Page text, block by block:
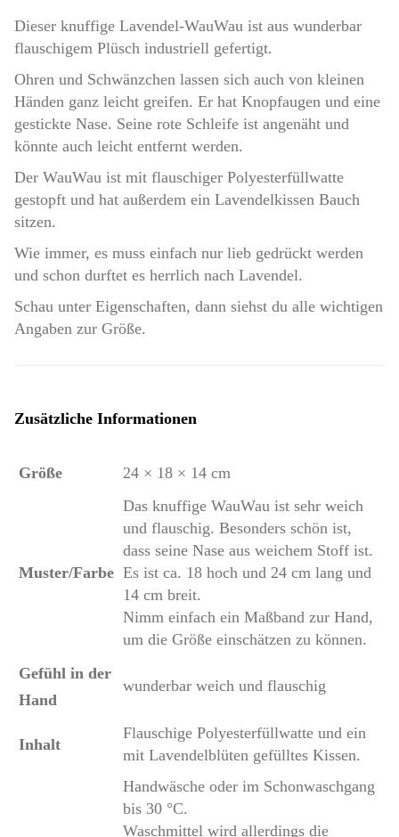
Dieser knuffige Lavendel-WauWau ist aus wunderbar
flauschigem Plüsch industriell gefertigt.
Ohren und Schwänzchen lassen sich auch von kleinen
Händen ganz leicht greifen. Er hat Knopfaugen und eine
gestickte Nase. Seine rote Schleife ist angenäht und
könnte auch leicht entfernt werden.
Der WauWau ist mit flauschiger Polyesterfüllwatte
gestopft und hat außerdem ein Lavendelkissen Bauch
sitzen.
Wie immer, es muss einfach nur lieb gedrückt werden
und schon durftet es herrlich nach Lavendel.
Schau unter Eigenschaften, dann siehst du alle wichtigen
Angaben zur Größe.
Zusätzliche Informationen
Größe 24 × 18 × 14 cm
Muster/Farbe
Das knuffige WauWau ist sehr weich
und flauschig. Besonders schön ist,
dass seine Nase aus weichem Stoff ist.
Es ist ca. 18 hoch und 24 cm lang und
14 cm breit.
Nimm einfach ein Maßband zur Hand,
um die Größe einschätzen zu können.
Gefühl in der
Hand
wunderbar weich und flauschig
Inhalt
Flauschige Polyesterfüllwatte und ein
mit Lavendelblüten gefülltes Kissen.
Handwäsche oder im Schonwaschgang
bis 30 °C.
Waschmittel wird allerdings die